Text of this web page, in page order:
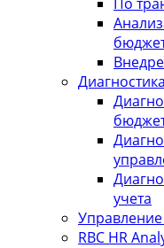
учета
RBC HR